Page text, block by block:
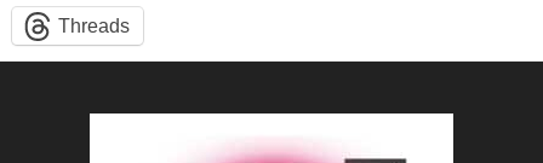
Threads